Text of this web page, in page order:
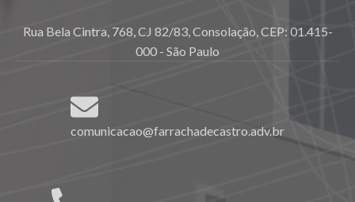
Rua Bela Cintra, 768, CJ 82/83, Consolação, CEP: 01.415-
000 - São Paulo
comunicacao@farrachadecastro.adv.br